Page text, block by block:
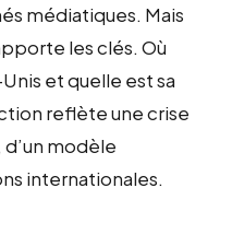
médiatiques. Mais
les clés. Où
et quelle est sa
reflète une crise
modèle
internationales.